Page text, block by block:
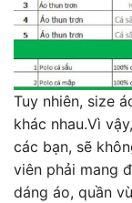
Tuy nhiên, size
khác nhau.Vì
các bạn, sẽ
viên phải mang
dáng áo, quần